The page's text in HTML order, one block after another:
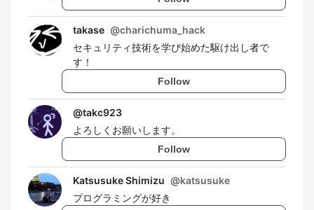
takase @charichuma_hack
セキュリティ技術を学び始めた駆け出し者で
す！
Follow
@takc923
よろしくお願いします。
Follow
Katsusuke Shimizu @katsusuke
プログラミングが好き